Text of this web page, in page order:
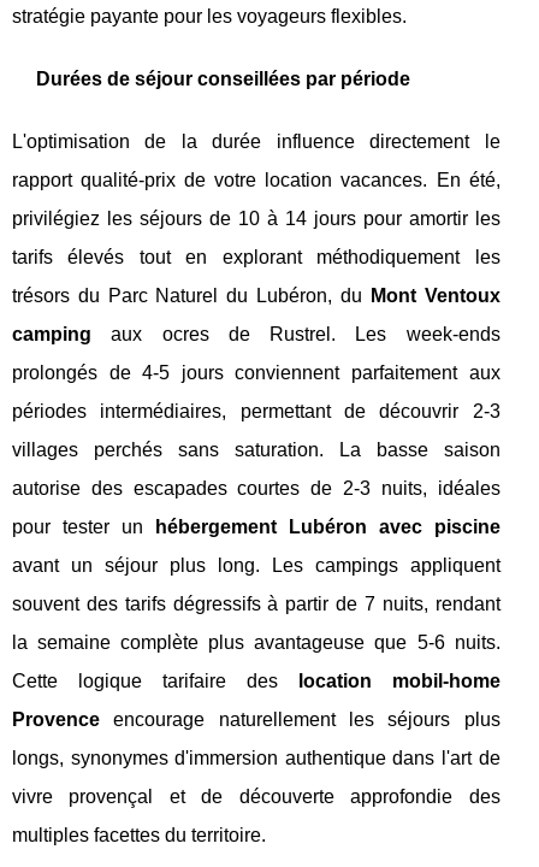
stratégie payante pour les voyageurs flexibles.
Durées de séjour conseillées par période
L'optimisation de la durée influence directement le
rapport qualité-prix de votre location vacances. En été,
privilégiez les séjours de 10 à 14 jours pour amortir les
tarifs élevés tout en explorant méthodiquement les
trésors du Parc Naturel du Lubéron, du
Mont Ventoux
camping aux ocres de Rustrel. Les week-ends
prolongés de 4-5 jours conviennent parfaitement aux
périodes intermédiaires, permettant de découvrir 2-3
villages perchés sans saturation. La basse saison
autorise des escapades courtes de 2-3 nuits, idéales
pour tester un
hébergement Lubéron avec piscine
avant un séjour plus long. Les campings appliquent
souvent des tarifs dégressifs à partir de 7 nuits, rendant
la semaine complète plus avantageuse que 5-6 nuits.
Cette logique tarifaire des
location mobil-home
Provence encourage naturellement les séjours plus
longs, synonymes d'immersion authentique dans l'art de
vivre provençal et de découverte approfondie des
multiples facettes du territoire.